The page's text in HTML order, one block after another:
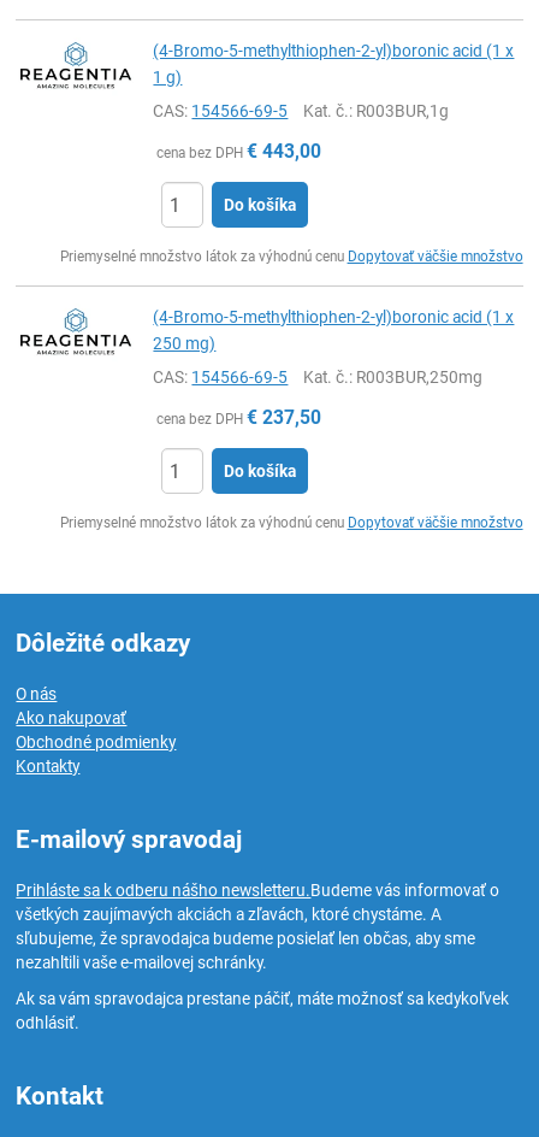
(4-Bromo-5-methylthiophen-2-yl)boronic acid (1 x
1 g)
CAS: 154566-69-5 Kat. č.: R003BUR,1g
cena bez DPH € 443,00
Do košíka
Priemyselné množstvo látok za výhodnú cenu Dopytovať väčšie množstvo
(4-Bromo-5-methylthiophen-2-yl)boronic acid (1 x
250 mg)
CAS: 154566-69-5 Kat. č.: R003BUR,250mg
cena bez DPH € 237,50
Do košíka
Priemyselné množstvo látok za výhodnú cenu Dopytovať väčšie množstvo
Dôležité odkazy
O nás
Ako nakupovať
Obchodné podmienky
Kontakty
E-mailový spravodaj
Prihláste sa k odberu nášho newsletteru.Budeme vás informovať o
všetkých zaujímavých akciách a zľavách, ktoré chystáme. A
sľubujeme, že spravodajca budeme posielať len občas, aby sme
nezahltili vaše e-mailovej schránky.
Ak sa vám spravodajca prestane páčiť, máte možnosť sa kedykoľvek
odhlásiť.
Kontakt